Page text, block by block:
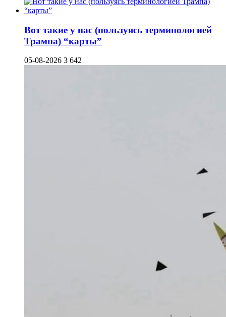
Вот такие у нас (пользуясь терминологией
Трампа) “карты”
05-08-2026 3 642